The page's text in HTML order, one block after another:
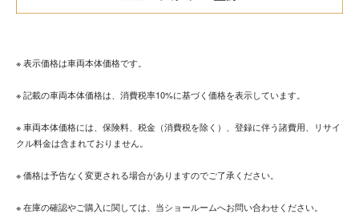
※ 表示価格は車両本体価格です。
※ 記載の車両本体価格は、消費税率10%に基づく価格を表示しています。
※ 車両本体価格には、保険料、税金（消費税を除く）、登録に伴う諸費用、リサイ
クル料金は含まれておりません。
※ 価格は予告なく変更される場合がありますのでご了承ください。
※ 在庫の確認やご購入に関しては、当ショールームへお問い合わせください。